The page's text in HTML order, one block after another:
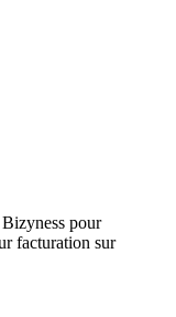
pour
facturation sur